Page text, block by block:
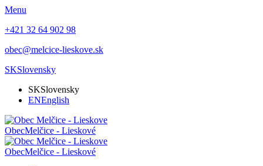
Menu
+421 32 64 902 98
obec@melcice-lieskove.sk
SKSlovensky
SKSlovensky
ENEnglish
ObecMelčice - Lieskové
ObecMelčice - Lieskové